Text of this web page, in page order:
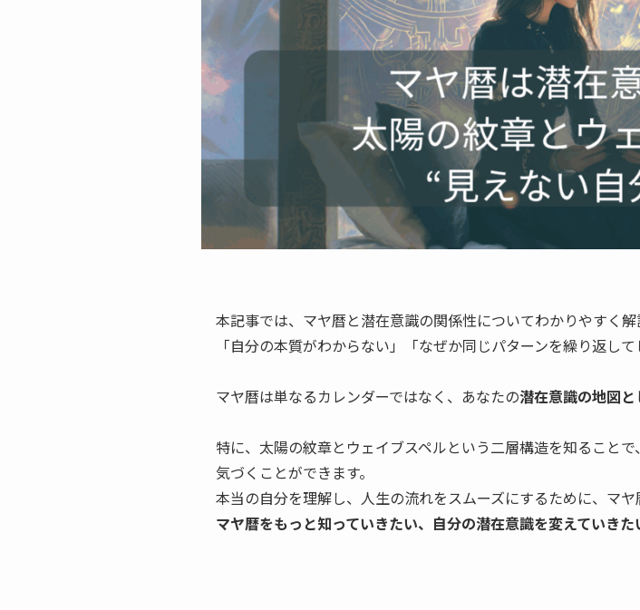
本記事では、マヤ暦と潜在意識の関係性についてわかりやすく解
「自分の本質がわからない」「なぜか同じパターンを繰り返し
マヤ暦は単なるカレンダーではなく、あなたの潜在意識の地図
特に、太陽の紋章とウェイブスペルという二層構造を知ること
気づくことができます。
本当の自分を理解し、人生の流れをスムーズにするために、マ
マヤ暦をもっと知っていきたい、自分の潜在意識を変えていきた